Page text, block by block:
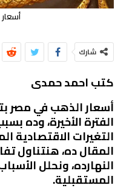
شارك
كتب احمد حمدى
أسعار الذهب في مصر
الفترة الأخيرة، وده
التغيرات الاقتصادية
المقال ده، هنتناول
النهارده، ونحلل
المستقبلية.